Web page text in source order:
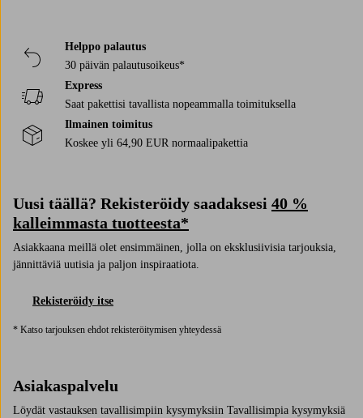
Helppo palautus
30 päivän palautusoikeus*
Express
Saat pakettisi tavallista nopeammalla toimituksella
Ilmainen toimitus
Koskee yli 64,90 EUR normaalipakettia
Uusi täällä? Rekisteröidy saadaksesi 40 %
kalleimmasta tuotteesta*
Asiakkaana meillä olet ensimmäinen, jolla on eksklusiivisia tarjouksia,
jännittäviä uutisia ja paljon inspiraatiota.
Rekisteröidy itse
* Katso tarjouksen ehdot rekisteröitymisen yhteydessä
Asiakaspalvelu
Löydät vastauksen tavallisimpiin kysymyksiin Tavallisimpia kysymyksiä